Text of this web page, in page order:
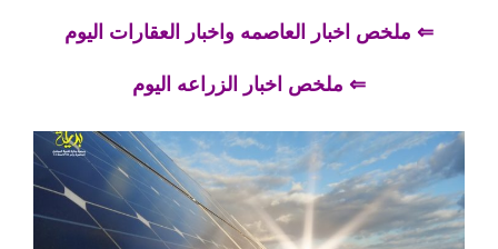
⇐ ملخص اخبار العاصمه واخبار العقارات اليوم
⇐ ملخص اخبار الزراعه اليوم